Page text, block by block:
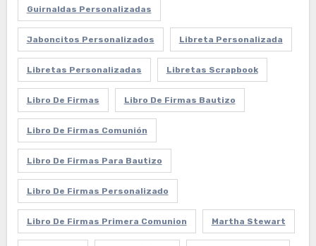
Guirnaldas Personalizadas
Jaboncitos Personalizados Libreta Personalizada
Libretas Personalizadas Libretas Scrapbook
Libro De Firmas Libro De Firmas Bautizo
Libro De Firmas Comunión
Libro De Firmas Para Bautizo
Libro De Firmas Personalizado
Libro De Firmas Primera Comunion Martha Stewart